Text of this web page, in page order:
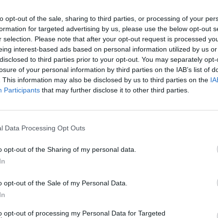
opt-out of the sale, sharing to third parties, or processing of your
for targeted advertising by us, please use the below opt-out
selection. Please note that after your opt-out request is processed
interest-based ads based on personal information utilized by us
to third parties prior to your opt-out. You may separately
of your personal information by third parties on the IAB’s list of
This information may also be disclosed by us to third parties on the
Participants that may further disclose it to other third parties.
Data Processing Opt Outs
opt-out of the Sharing of my personal data.
opt-out of the Sale of my Personal Data.
opt-out of processing my Personal Data for Targeted
sur une jambe ? La durée serait un indicateur de bonne
On vous en dit plus.
de 10 secondes ?
indice de longévité. La capacité de tenir en
publiés dans la revue scientifique
pas à tenir debout sur une jambe pendant 10
important dans les 10 années à venir.
1.3k
1.3k
4